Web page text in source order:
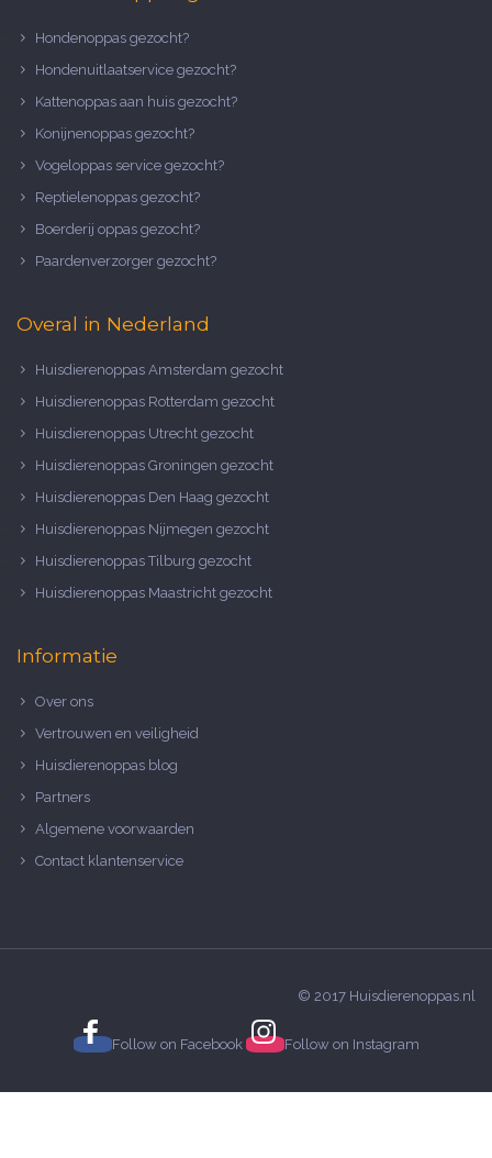
Hondenoppas gezocht?
Hondenuitlaatservice gezocht?
Kattenoppas aan huis gezocht?
Konijnenoppas gezocht?
Vogeloppas service gezocht?
Reptielenoppas gezocht?
Boerderij oppas gezocht?
Paardenverzorger gezocht?
Overal in Nederland
Huisdierenoppas Amsterdam gezocht
Huisdierenoppas Rotterdam gezocht
Huisdierenoppas Utrecht gezocht
Huisdierenoppas Groningen gezocht
Huisdierenoppas Den Haag gezocht
Huisdierenoppas Nijmegen gezocht
Huisdierenoppas Tilburg gezocht
Huisdierenoppas Maastricht gezocht
Informatie
Over ons
Vertrouwen en veiligheid
Huisdierenoppas blog
Partners
Algemene voorwaarden
Contact klantenservice
© 2017 Huisdierenoppas.nl
Follow on Facebook Follow on Instagram